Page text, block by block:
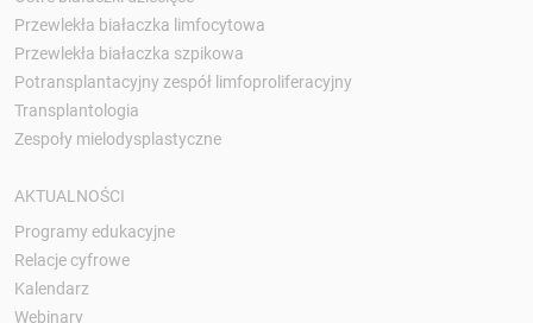
Przewlekła białaczka limfocytowa
Przewlekła białaczka szpikowa
Potransplantacyjny zespół limfoproliferacyjny
Transplantologia
Zespoły mielodysplastyczne
AKTUALNOŚCI
Programy edukacyjne
Relacje cyfrowe
Kalendarz
Webinary